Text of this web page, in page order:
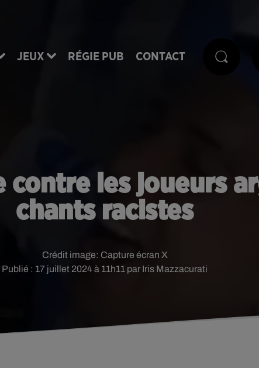
JEUX RÉGIE PUB CONTACT
contre les joueurs
chants racistes
Publié : 17 juillet 2024 à 11h11 par Iris Mazzacurati
Crédit image: Capture écran X